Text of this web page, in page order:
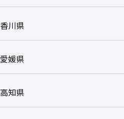
香川県
愛媛県
高知県